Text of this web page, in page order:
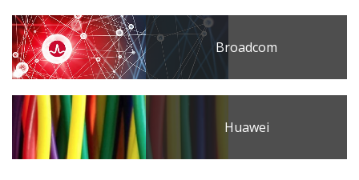
Broadcom
Huawei